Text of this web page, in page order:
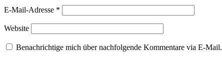
E-Mail-Adresse *
Website
Benachrichtige mich über nachfolgende Kommentare via E-Mail.